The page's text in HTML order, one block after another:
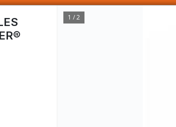
1 / 2
SOMOS DISTRIBUIDORES - VENTA MAYORISTA